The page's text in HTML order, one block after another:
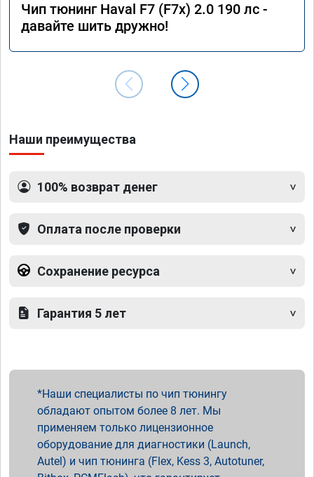
Чип тюнинг Haval F7 (F7x) 2.0 190 лс -
давайте шить дружно!
Наши преимущества
100% возврат денег
Оплата после проверки
Сохранение ресурса
Гарантия 5 лет
Наши специалисты по чип тюнингу
обладают опытом более 8 лет. Мы
применяем только лицензионное
оборудование для диагностики (Launch,
Autel) и чип тюнинга (Flex, Kess 3, Autotuner,